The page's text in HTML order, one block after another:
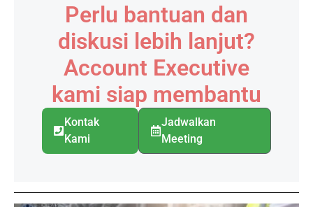
Perlu bantuan dan
diskusi lebih lanjut?
Account Executive
kami siap membantu
Kontak
Kami
Jadwalkan
Meeting